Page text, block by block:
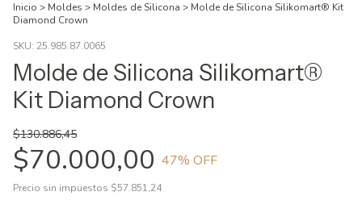
Inicio > Moldes > Moldes de Silicona > Molde de Silicona Silikomart® Kit
Diamond Crown
SKU: 25.985.87.0065
Molde de Silicona Silikomart®
Kit Diamond Crown
$130.886,45
$70.000,00 47% OFF
Precio sin impuestos $57.851,24